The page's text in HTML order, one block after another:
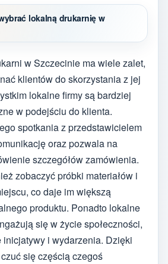
lokalną drukarnię w
w Szczecinie ma wiele zalet,
klientów do skorzystania z jej
lokalne firmy są bardziej
w podejściu do klienta.
spotkania z przedstawicielem
oraz pozwala na
szczegółów zamówienia.
zobaczyć próbki materiałów i
co daje im większą
produktu. Ponadto lokalne
się w życie społeczności,
i wydarzenia. Dzięki
się częścią czegoś